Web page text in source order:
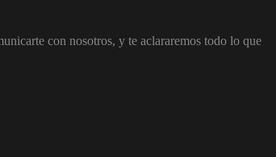
con nosotros, y te aclararemos todo lo que